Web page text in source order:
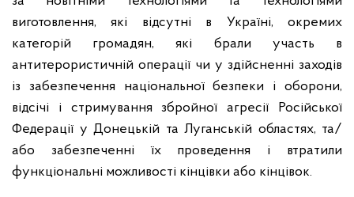
виготовлення, які відсутні в Україні, окремих
категорій громадян, які брали участь в
антитерористичній операції чи у здійсненні заходів
із забезпечення національної безпеки і оборони,
відсічі і стримування збройної агресії Російської
Федерації у Донецькій та Луганській областях, та/
або забезпеченні їх проведення і втратили
функціональні можливості кінцівки або кінцівок.